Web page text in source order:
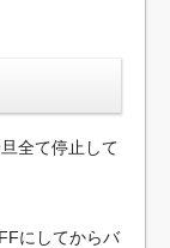
全て停止して
にしてからバ